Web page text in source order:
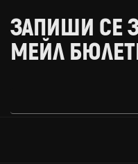
ЗАПИШИ СЕ
МЕЙЛ